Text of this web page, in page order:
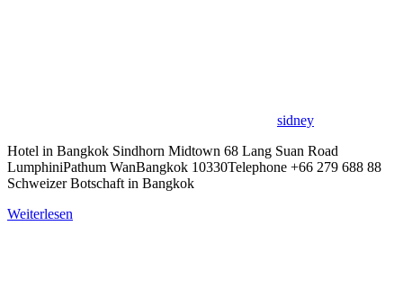
sidney
Hotel in Bangkok Sindhorn Midtown 68 Lang Suan Road
LumphiniPathum WanBangkok 10330Telephone +66 279 688 88
Schweizer Botschaft in Bangkok
Weiterlesen